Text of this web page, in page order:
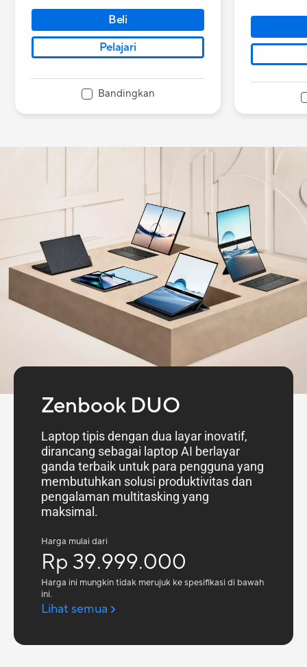
Beli
Pelajari
Bandingkan
Zenbook DUO
Laptop tipis dengan dua layar inovatif,
dirancang sebagai laptop AI berlayar
ganda terbaik untuk para pengguna yang
membutuhkan solusi produktivitas dan
pengalaman multitasking yang
maksimal.
Harga mulai dari
Rp 39.999.000
Harga ini mungkin tidak merujuk ke spesifikasi di bawah
ini.
Lihat semua